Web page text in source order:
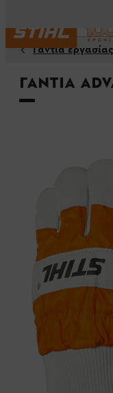
Γάντια εργασίας
Γάντια